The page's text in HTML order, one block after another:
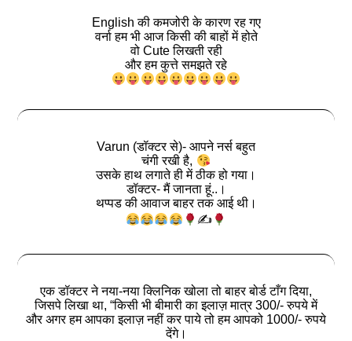
English की कमजोरी के कारण रह गए
वर्ना हम भी आज किसी की बाहों में होते
वो Cute लिखती रही
और हम कुत्ते समझते रहे
Varun (डॉक्टर से)- आपने नर्स बहुत
चंगी रखी है,
उसके हाथ लगाते ही में ठीक हो गया।
डॉक्टर- मैं जानता हूं..।
थप्पड की आवाज बाहर तक आई थी।
✍
एक डॉक्टर ने नया-नया क्लिनिक खोला तो बाहर बोर्ड टाँग दिया,
जिसपे लिखा था, “किसी भी बीमारी का इलाज़ मात्र 300/- रुपये में
और अगर हम आपका इलाज़ नहीं कर पाये तो हम आपको 1000/- रुपये
देंगे।